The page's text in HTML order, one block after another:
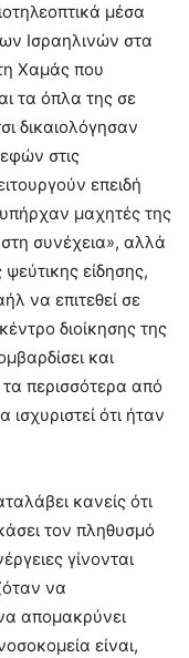
μέσα
Ισραηλινών στα
Χαμάς που
τα όπλα της σε
δικαιολόγησαν
στις
επειδή
μαχητές της
συνέχεια», αλλά
είδησης,
να επιτεθεί σε
διοίκησης της
και
τα περισσότερα από
ότι ήταν
κανείς ότι
τον πληθυσμό
γίνονται
να
απομακρύνει
είναι,